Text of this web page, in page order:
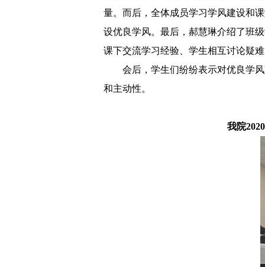
量。而后，全体成员学习学风建设和
设优良学风。最后，郝慧琳介绍了班级
课下交流学习经验、学生相互讨论疑
会后，学生们纷纷表示对优良学
和主动性。
我院